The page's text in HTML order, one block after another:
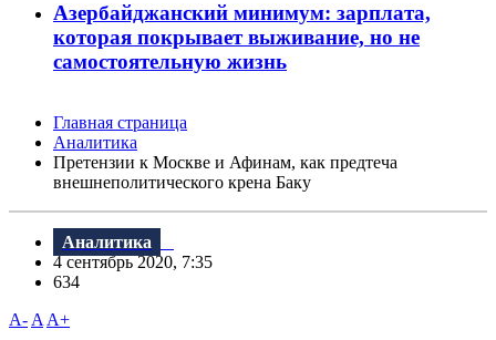
Азербайджанский минимум: зарплата,
которая покрывает выживание, но не
самостоятельную жизнь
Главная страница
Аналитика
Претензии к Москве и Афинам, как предтеча
внешнеполитического крена Баку
Аналитика
4 сентябрь 2020, 7:35
634
A- A A+